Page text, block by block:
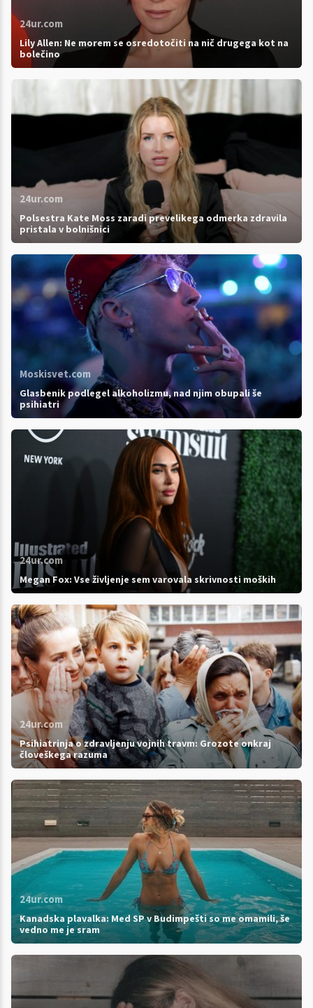
24ur.com
Lily Allen: Ne morem se osredotočiti na nič drugega kot na
bolečino
24ur.com
Polsestra Kate Moss zaradi prevelikega odmerka zdravila
pristala v bolnišnici
Moskisvet.com
Glasbenik podlegel alkoholizmu, nad njim obupali še
psihiatri
24ur.com
Megan Fox: Vse življenje sem varovala skrivnosti moških
24ur.com
Psihiatrinja o zdravljenju vojnih travm: Grozote onkraj
človeškega razuma
24ur.com
Kanadska plavalka: Med SP v Budimpešti so me omamili, še
vedno me je sram